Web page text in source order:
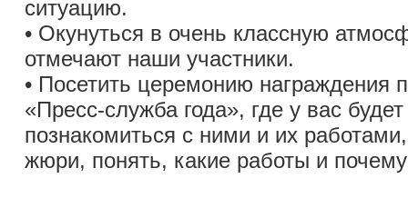
ситуацию.
• Окунуться в очень классную
отмечают наши участники.
• Посетить церемонию награждения
«Пресс-служба года», где у вас
познакомиться с ними и их
жюри, понять, какие работы и